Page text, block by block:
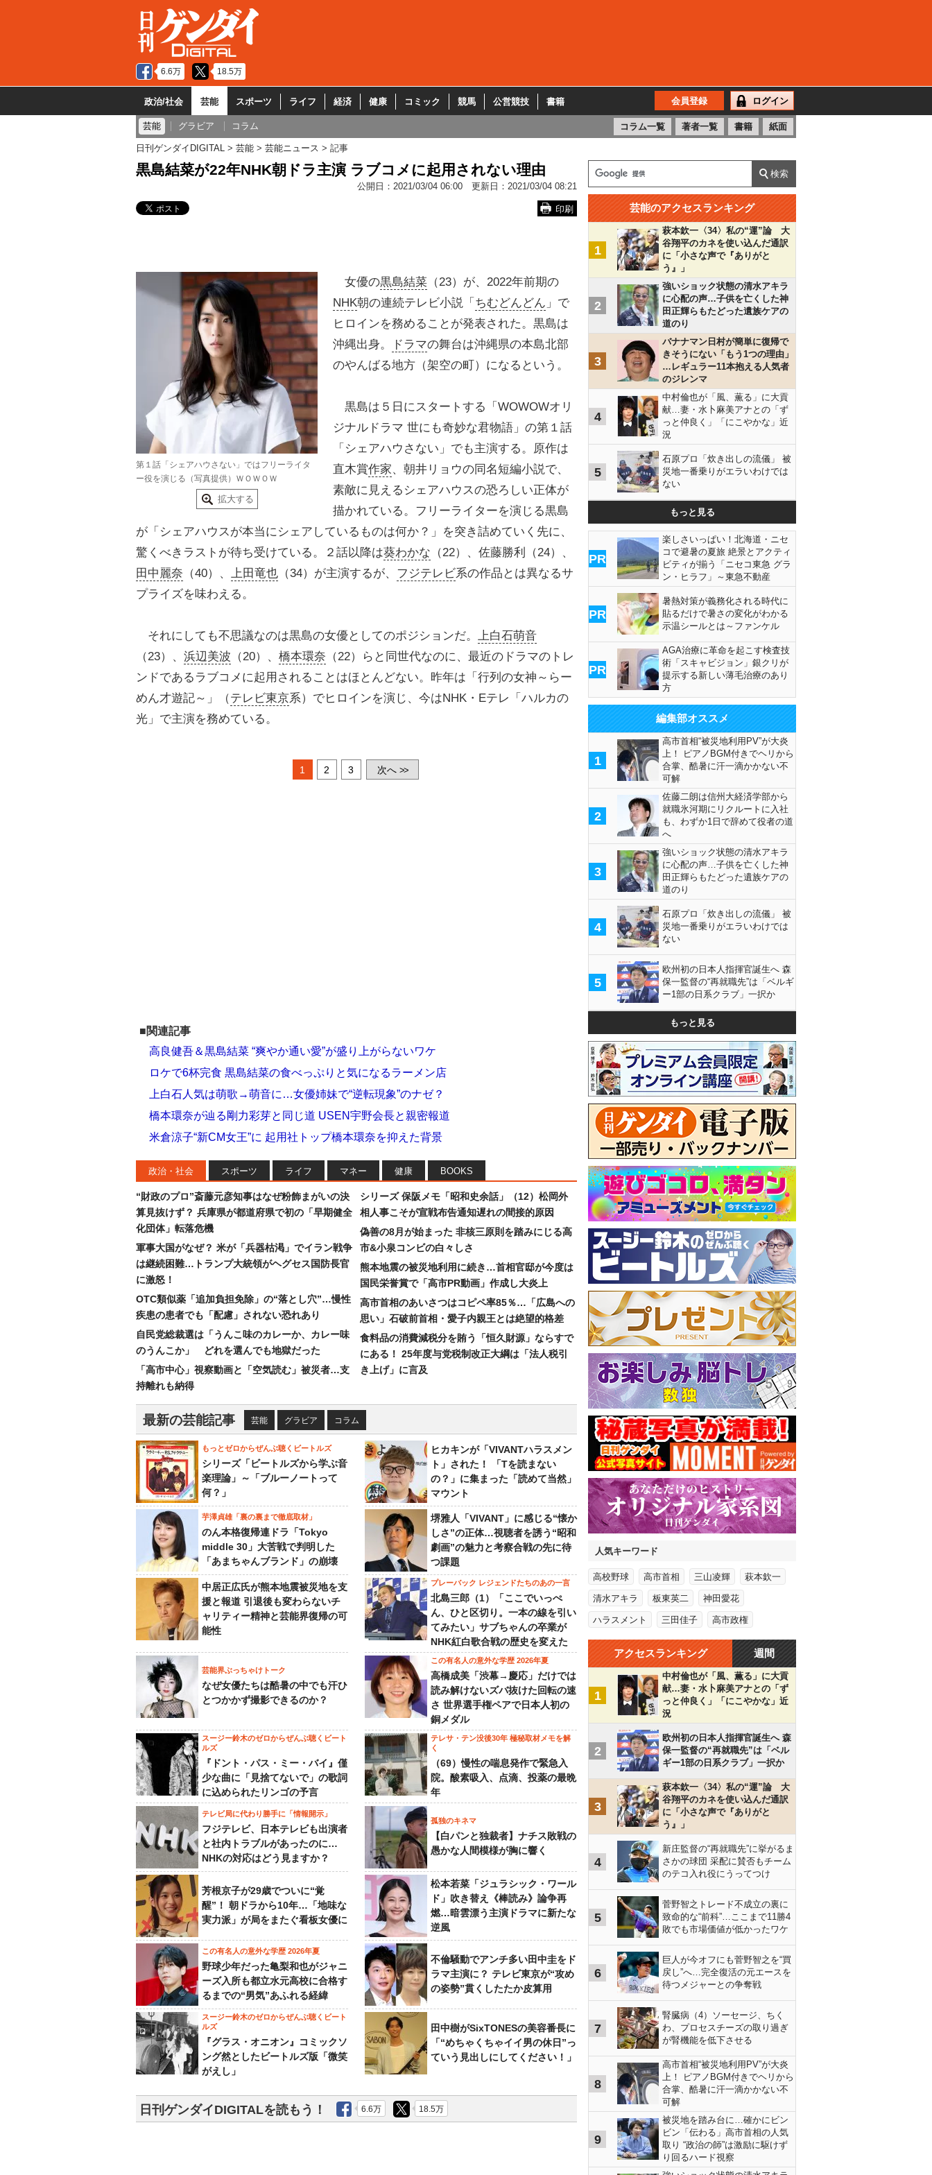
6.6万 18.5万
政治/社会 芸能 スポーツ ライフ 経済 健康 コミック 競馬 公営競技 書籍 会員登録 ログイン
芸能 グラビア コラム コラム一覧 著者一覧 書籍 紙面
日刊ゲンダイDIGITAL 芸能 芸能ニュース 記事
黒島結菜が22年NHK朝ドラ主演 ラブコメに起用されない理由
公開日： 2021/03/04 06:00 更新日： 2021/03/04 08:21
印刷
第１話「シェアハウさない」ではフリーライタ
ー役を演じる（写真提供）ＷＯＷＯＷ
拡大する
女優の黒島結菜 （23）が、2022年前期の
NHK朝の連続テレビ小説「 ちむどんどん 」で
ヒロインを務めることが発表された。黒島は
沖縄出身。
ドラマの舞台は沖縄県の本島北部
のやんばる地方（架空の町）になるという。
黒島は５日にスタートする「WOWOWオリ
ジナルドラマ 世にも奇妙な君物語」の第１話
「シェアハウさない」でも主演する。原作は
直木賞作家、朝井リョウの同名短編小説で、
素敵に見えるシェアハウスの恐ろしい正体が
描かれている。フリーライターを演じる黒島
が「シェアハウスが本当にシェアしているものは何か？」を突き詰めていく先に、
驚くべきラストが待ち受けている。２話以降は葵わかな （22）、佐藤勝利（24）、
田中麗奈 （40）、 上田竜也 （34）が主演するが、 フジテレビ系の作品とは異なるサ
プライズを味わえる。
それにしても不思議なのは黒島の女優としてのポジションだ。 上白石萌音
（23）、 浜辺美波 （20）、 橋本環奈 （22）らと同世代なのに、最近のドラマのトレ
ンドであるラブコメに起用されることはほとんどない。昨年は「行列の女神～らー
めん才遊記～」（テレビ東京系）でヒロインを演じ、今はNHK・Eテレ「ハルカの
光」で主演を務めている。
1 2 3 次へ >>
■関連記事
高良健吾＆黒島結菜 “爽やか通い愛”が盛り上がらないワケ
ロケで6杯完食 黒島結菜の食べっぷりと気になるラーメン店
上白石人気は萌歌→萌音に…女優姉妹で“逆転現象”のナゼ？
橋本環奈が辿る剛力彩芽と同じ道 USEN宇野会長と親密報道
米倉涼子“新CM女王”に 起用社トップ橋本環奈を抑えた背景
政治・社会 スポーツ ライフ マネー 健康 BOOKS
“財政のプロ”斎藤元彦知事はなぜ粉飾まがいの決
算見抜けず？ 兵庫県が都道府県で初の「早期健全
化団体」転落危機
軍事大国がなぜ？ 米が「兵器枯渇」でイラン戦争
は継続困難…トランプ大統領がヘグセス国防長官
に激怒！
OTC類似薬「追加負担免除」の“落とし穴”…慢性
疾患の患者でも「配慮」されない恐れあり
自民党総裁選は「うんこ味のカレーか、カレー味
のうんこか」 どれを選んでも地獄だった
「高市中心」視察動画と「空気読む」被災者…支
持離れも納得
シリーズ 保阪メモ「昭和史余話」（12）松岡外
相人事こそが宣戦布告通知遅れの間接的原因
偽善の8月が始まった 非核三原則を踏みにじる高
市&小泉コンビの白々しさ
熊本地震の被災地利用に続き…首相官邸が今度は
国民栄誉賞で「高市PR動画」作成し大炎上
高市首相のあいさつはコピペ率85％…「広島への
思い」石破前首相・愛子内親王とは絶望的格差
食料品の消費減税分を賄う「恒久財源」ならすで
にある！ 25年度与党税制改正大綱は「法人税引
き上げ」に言及
最新の芸能記事 芸能 グラビア コラム
もっとゼロからぜんぶ聴くビートルズ
シリーズ「ビートルズから学ぶ音
楽理論」～「ブルーノートって
何？」
ヒカキンが「VIVANTハラスメン
ト」された！ 「Tを読まない
の？」に集まった「読めて当然」
マウント
芋澤貞雄「裏の裏まで徹底取材」
のん本格復帰連ドラ「Tokyo
middle 30」大苦戦で判明した
「あまちゃんブランド」の崩壊
堺雅人「VIVANT」に感じる“懐か
しさ”の正体…視聴者を誘う“昭和
劇画”の魅力と考察合戦の先に待
つ課題
中居正広氏が熊本地震被災地を支
援と報道 引退後も変わらないチ
ャリティー精神と芸能界復帰の可
能性
プレーバック レジェンドたちのあの一言
北島三郎（1）「ここでいっぺ
ん、ひと区切り。一本の線を引い
てみたい」サブちゃんの卒業が
NHK紅白歌合戦の歴史を変えた
芸能界ぶっちゃけトーク
なぜ女優たちは酷暑の中でも汗ひ
とつかかず撮影できるのか？
この有名人の意外な学歴 2026年夏
高橋成美「渋幕→慶応」だけでは
読み解けないズバ抜けた回転の速
さ 世界選手権ペアで日本人初の
銅メダル
スージー鈴木のゼロからぜんぶ聴くビート
ルズ
『ドント・パス・ミー・バイ』僅
少な曲に「見捨てないで」の歌詞
に込められたリンゴの予言
テレサ・テン没後30年 極秘取材メモを解
く
（69）慢性の喘息発作で緊急入
院。酸素吸入、点滴、投薬の最晩
年
テレビ局に代わり勝手に「情報開示」
フジテレビ、日本テレビも出演者
と社内トラブルがあったのに…
NHKの対応はどう見ますか？
孤独のキネマ
【白パンと独裁者】ナチス敗戦の
愚かな人間模様が胸に響く
芳根京子が29歳でついに“覚
醒”！ 朝ドラから10年…「地味な
実力派」が局をまたぐ看板女優に
松本若菜「ジュラシック・ワール
ド」吹き替え《棒読み》論争再
燃…暗雲漂う主演ドラマに新たな
逆風
この有名人の意外な学歴 2026年夏
野球少年だった亀梨和也がジャニ
ーズ入所も都立水元高校に合格す
るまでの“男気”あふれる経緯
不倫騒動でアンチ多い田中圭をド
ラマ主演に？ テレビ東京が“攻め
の姿勢”貫くしたたか皮算用
スージー鈴木のゼロからぜんぶ聴くビート
ルズ
『グラス・オニオン』コミックソ
ング然としたビートルズ版「微笑
がえし」
田中樹がSixTONESの美容番長に
「“めちゃくちゃイイ男の休日”っ
ていう見出しにしてください！」
日刊ゲンダイDIGITALを読もう！ 6.6万 18.5万
芸能のアクセスランキング
1
萩本欽一〈34〉私の“運”論 大
谷翔平のカネを使い込んだ通訳
に「小さな声で『ありがと
う』」
2
強いショック状態の清水アキラ
に心配の声…子供を亡くした神
田正輝らもたどった遺族ケアの
道のり
3
バナナマン日村が簡単に復帰で
きそうにない「もう1つの理由」
…レギュラー11本抱える人気者
のジレンマ
4
中村倫也が「風、薫る」に大貢
献…妻・水卜麻美アナとの「ず
っと仲良く」「にこやかな」近
況
5
石原プロ「炊き出しの流儀」 被
災地一番乗りがエラいわけでは
ない
もっと見る
PR
楽しさいっぱい！北海道・ニセ
コで避暑の夏旅 絶景とアクティ
ビティが揃う「ニセコ東急 グラ
ン・ヒラフ」～東急不動産
PR
暑熱対策が義務化される時代に
貼るだけで暑さの変化がわかる
示温シールとは～ファンケル
PR
AGA治療に革命を起こす検査技
術「スキャビジョン」銀クリが
提示する新しい薄毛治療のあり
方
編集部オススメ
1
高市首相“被災地利用PV”が大炎
上！ ピアノBGM付きでヘリから
合掌、酷暑に汗一滴かかない不
可解
2
佐藤二朗は信州大経済学部から
就職氷河期にリクルートに入社
も、わずか1日で辞めて役者の道
へ
3
強いショック状態の清水アキラ
に心配の声…子供を亡くした神
田正輝らもたどった遺族ケアの
道のり
4
石原プロ「炊き出しの流儀」 被
災地一番乗りがエラいわけでは
ない
5
欧州初の日本人指揮官誕生へ 森
保一監督の“再就職先”は「ベルギ
ー1部の日系クラブ」一択か
もっと見る
人気キーワード
高校野球 高市首相 三山凌輝 萩本欽一
清水アキラ 板東英二 神田愛花
ハラスメント 三田佳子 高市政権
アクセスランキング 週間
1
中村倫也が「風、薫る」に大貢
献…妻・水卜麻美アナとの「ず
っと仲良く」「にこやかな」近
況
2
欧州初の日本人指揮官誕生へ 森
保一監督の“再就職先”は「ベル
ギー1部の日系クラブ」一択か
3
萩本欽一〈34〉私の“運”論 大
谷翔平のカネを使い込んだ通訳
に「小さな声で『ありがと
う』」
4
新庄監督の“再就職先”に挙がるま
さかの球団 采配に賛否もチーム
のテコ入れ役にうってつけ
5
菅野智之トレード不成立の裏に
致命的な“前科”…ここまで11勝4
敗でも市場価値が低かったワケ
6
巨人が今オフにも菅野智之を“買
戻し”へ…完全復活の元エースを
待つメジャーとの争奪戦
7
腎臓病（4）ソーセージ、ちく
わ、プロセスチーズの取り過ぎ
が腎機能を低下させる
8
高市首相“被災地利用PV”が大炎
上！ ピアノBGM付きでヘリから
合掌、酷暑に汗一滴かかない不
可解
9
被災地を踏み台に…確かにビン
ビン「伝わる」高市首相の人気
取り “政治の師”は激励に駆けず
り回るハード視察